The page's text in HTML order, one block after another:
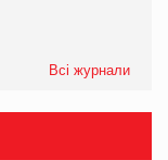
Всі журнали